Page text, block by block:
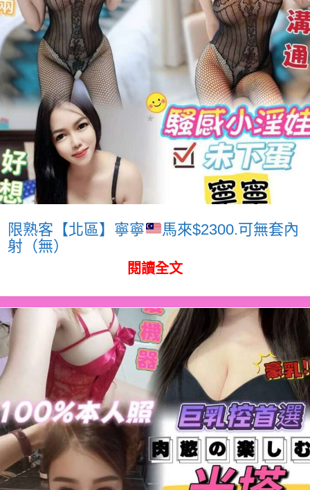
限熟客【北區】寧寧
馬來$2300.可無套內
射（無）
閱讀全文